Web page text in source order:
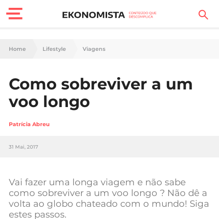
Finanças Pessoais
Carreira
Tecnologia
Negócios
Home Lifestyle Viagens
Como sobreviver a um
voo longo
Patrícia Abreu
31 Mai, 2017
Vai fazer uma longa viagem e não sabe
como sobreviver a um voo longo ? Não dê a
volta ao globo chateado com o mundo! Siga
estes passos.